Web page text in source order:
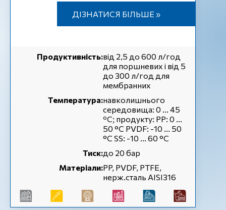
ДІЗНАТИСЯ БІЛЬШЕ »
Продуктивність:від 2,5 до 600 л/год
для поршневих і від 5
до 300 л/год для
мембранних
Температура:навколишнього
середовища: 0 ... 45
ºC; продукту: PP: 0 ...
50 °C PVDF: -10 ... 50
°C SS: -10 ... 60 °C
Тиск:до 20 бар
Матеріали:PP, PVDF, PTFE,
нерж.сталь AISI316